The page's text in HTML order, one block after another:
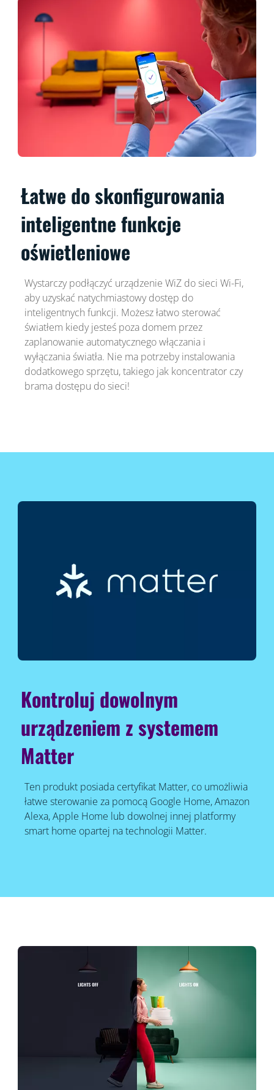
Łatwe do skonfigurowania
inteligentne funkcje
oświetleniowe
Wystarczy podłączyć urządzenie WiZ do sieci Wi-Fi,
aby uzyskać natychmiastowy dostęp do
inteligentnych funkcji. Możesz łatwo sterować
światłem kiedy jesteś poza domem przez
zaplanowanie automatycznego włączania i
wyłączania światła. Nie ma potrzeby instalowania
dodatkowego sprzętu, takiego jak koncentrator czy
brama dostępu do sieci!
Kontroluj dowolnym
urządzeniem z systemem
Matter
Ten produkt posiada certyfikat Matter, co umożliwia
łatwe sterowanie za pomocą Google Home, Amazon
Alexa, Apple Home lub dowolnej innej platformy
smart home opartej na technologii Matter.